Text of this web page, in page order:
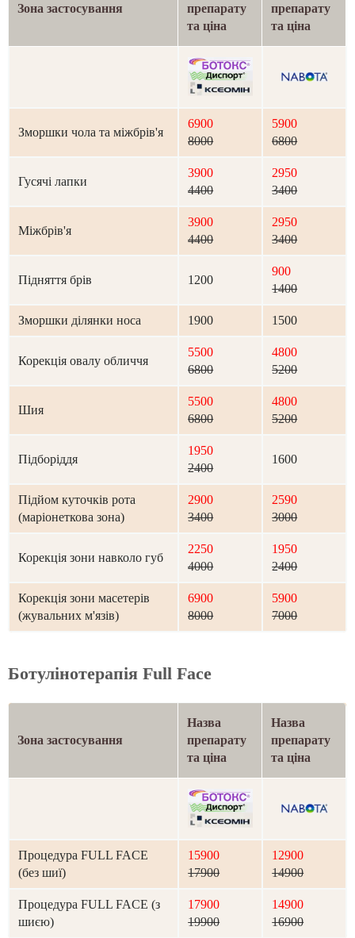
Зона застосування
препарату
та ціна
препарату
та ціна
Зморшки чола та міжбрів'я
6900
8000
5900
6800
Гусячі лапки
3900
4400
2950
3400
Міжбрів'я
3900
4400
2950
3400
Підняття брів 1200
900
1400
Зморшки ділянки носа 1900 1500
Корекція овалу обличчя
5500
6800
4800
5200
Шия
5500
6800
4800
5200
Підборіддя
1950
2400
1600
Підйом куточків рота
(маріонеткова зона)
2900
3400
2590
3000
Корекція зони навколо губ
2250
4000
1950
2400
Корекція зони масетерів
(жувальних м'язів)
6900
8000
5900
7000
Ботулінотерапія Full Face
Зона застосування
Назва
препарату
та ціна
Назва
препарату
та ціна
Процедура FULL FACE
(без шиї)
15900
17900
12900
14900
Процедура FULL FACE (з
шиєю)
17900
19900
14900
16900